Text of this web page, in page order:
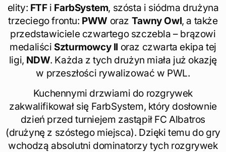
elity: FTFi FarbSystem, szósta i siódma drużyna
trzeciego frontu: PWW oraz Tawny Owl, a także
przedstawiciele czwartego szczebla – brązowi
medaliściSzturmowcy II oraz czwarta ekipa tej
ligi, NDW. Każda z tych drużyn miała już okazję
w przeszłości rywalizować w PWL.
Kuchennymi drzwiami do rozgrywek
zakwalifikował się FarbSystem, który dosłownie
dzień przed turniejem zastąpił FC Albatros
(drużynę z szóstego miejsca). Dzięki temu do gry
wchodzą absolutni dominatorzy tych rozgrywek